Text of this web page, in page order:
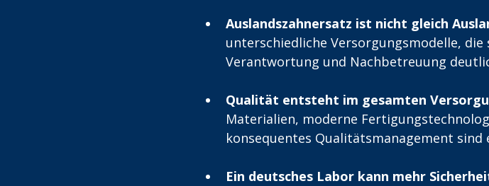
Auslandszahnersatz ist nicht gleich
unterschiedliche Versorgungsmodelle,
Verantwortung und Nachbetreuung
Qualität entsteht im gesamten
Materialien, moderne
konsequentes Qualitätsmanagement
Ein deutsches Labor kann mehr